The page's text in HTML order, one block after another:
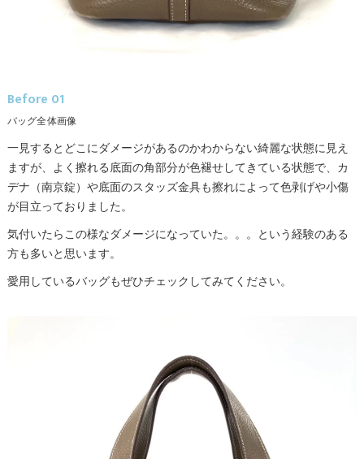
Before 01
バッグ全体画像
一見するとどこにダメージがあるのかわからない綺麗な状態に見え
ますが、よく擦れる底面の角部分が色褪せしてきている状態で、カ
デナ（南京錠）や底面のスタッズ金具も擦れによって色剥げや小傷
が目立っておりました。
気付いたらこの様なダメージになっていた。。。という経験のある
方も多いと思います。
愛用しているバッグもぜひチェックしてみてください。